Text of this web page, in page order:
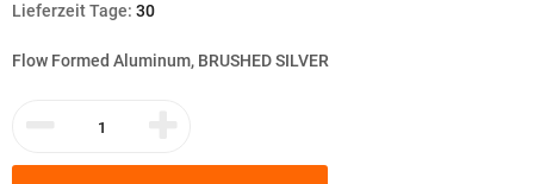
Lieferzeit Tage: 30
Flow Formed Aluminum, BRUSHED SILVER